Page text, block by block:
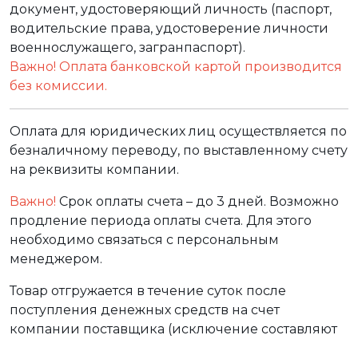
документ, удостоверяющий личность (паспорт,
водительские права, удостоверение личности
военнослужащего, загранпаспорт).
Важно! Оплата банковской картой производится
без комиссии.
Оплата для юридических лиц осуществляется по
безналичному переводу, по выставленному счету
на реквизиты компании.
Важно! Срок оплаты счета – до 3 дней. Возможно
продление периода оплаты счета. Для этого
необходимо связаться с персональным
менеджером.
Товар отгружается в течение суток после
поступления денежных средств на счет
компании поставщика (исключение составляют